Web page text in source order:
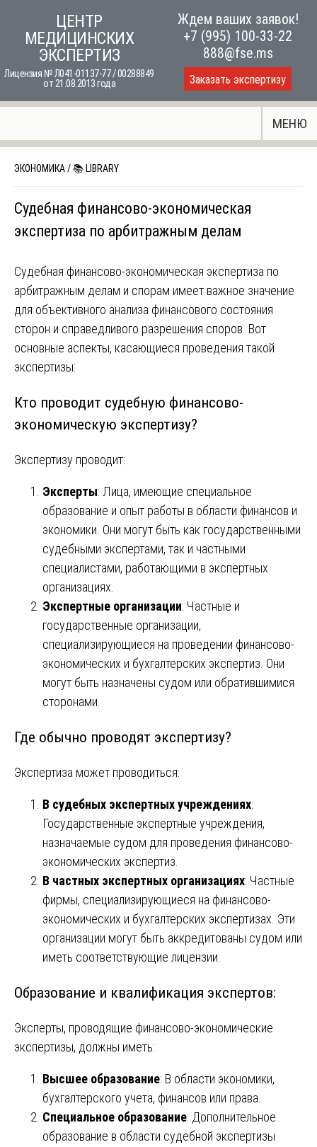
content
ЦЕНТР
МЕДИЦИНСКИХ
ЭКСПЕРТИЗ
Лицензия № Л041-01137-77 / 00288849
от 21.08.2013 года
Ждем ваших заявок!
+7 (995) 100-33-22
888@fse.ms
Заказать экспертизу
МЕНЮ
ЭКОНОМИКА/ 📚 LIBRARY
Судебная финансово-экономическая
экспертиза по арбитражным делам
Судебная финансово-экономическая экспертиза по
арбитражным делам и спорам имеет важное значение
для объективного анализа финансового состояния
сторон и справедливого разрешения споров. Вот
основные аспекты, касающиеся проведения такой
экспертизы:
Кто проводит судебную финансово-
экономическую экспертизу?
Экспертизу проводит:
Эксперты: Лица, имеющие специальное
образование и опыт работы в области финансов и
экономики. Они могут быть как государственными
судебными экспертами, так и частными
специалистами, работающими в экспертных
организациях.
Экспертные организации: Частные и
государственные организации,
специализирующиеся на проведении финансово-
экономических и бухгалтерских экспертиз. Они
могут быть назначены судом или обратившимися
сторонами.
Где обычно проводят экспертизу?
Экспертиза может проводиться:
В судебных экспертных учреждениях:
Государственные экспертные учреждения,
назначаемые судом для проведения финансово-
экономических экспертиз.
В частных экспертных организациях: Частные
фирмы, специализирующиеся на финансово-
экономических и бухгалтерских экспертизах. Эти
организации могут быть аккредитованы судом или
иметь соответствующие лицензии.
Образование и квалификация экспертов:
Эксперты, проводящие финансово-экономические
экспертизы, должны иметь:
Высшее образование: В области экономики,
бухгалтерского учета, финансов или права.
Специальное образование: Дополнительное
образование в области судебной экспертизы